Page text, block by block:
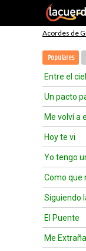
Acordes de
Populares
Entre el
Un pacto
Me volví a
Hoy te vi
Yo tengo
Como que
Siguiendo
El Puente
Me